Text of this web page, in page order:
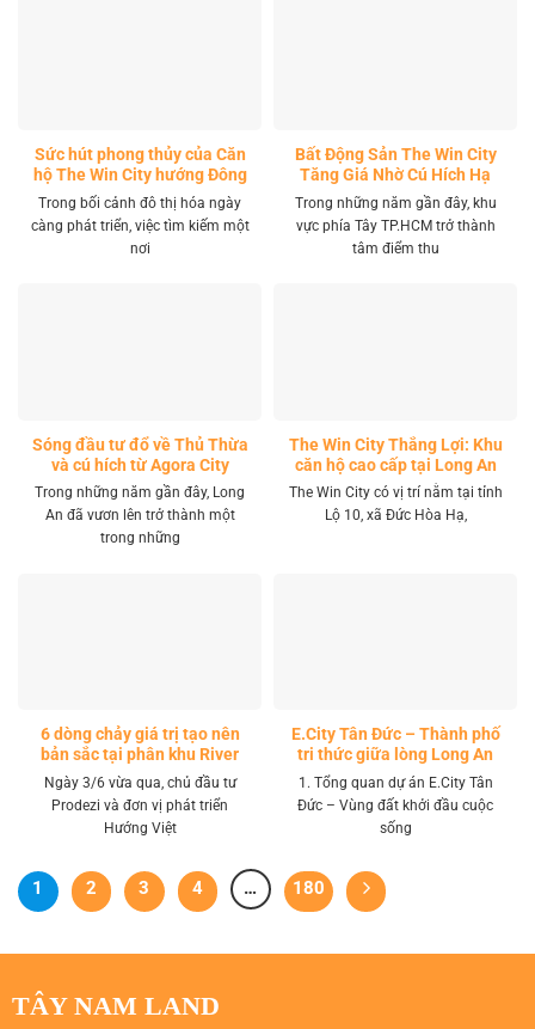
Sức hút phong thủy của Căn
hộ The Win City hướng Đông
Nam
Trong bối cảnh đô thị hóa ngày
càng phát triển, việc tìm kiếm một
nơi
Bất Động Sản The Win City
Tăng Giá Nhờ Cú Hích Hạ
Tầng
Trong những năm gần đây, khu
vực phía Tây TP.HCM trở thành
tâm điểm thu
Sóng đầu tư đổ về Thủ Thừa
và cú hích từ Agora City
Trong những năm gần đây, Long
An đã vươn lên trở thành một
trong những
The Win City Thắng Lợi: Khu
căn hộ cao cấp tại Long An
The Win City có vị trí nằm tại tỉnh
Lộ 10, xã Đức Hòa Hạ,
6 dòng chảy giá trị tạo nên
bản sắc tại phân khu River
Park LA Home
Ngày 3/6 vừa qua, chủ đầu tư
Prodezi và đơn vị phát triển
Hướng Việt
E.City Tân Đức – Thành phố
tri thức giữa lòng Long An
1. Tổng quan dự án E.City Tân
Đức – Vùng đất khởi đầu cuộc
sống
1 2 3 4 … 180
TÂY NAM LAND